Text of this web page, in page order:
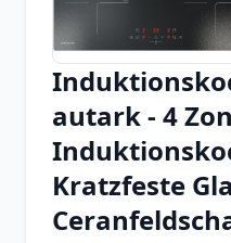
autark - 4
Kratzfeste